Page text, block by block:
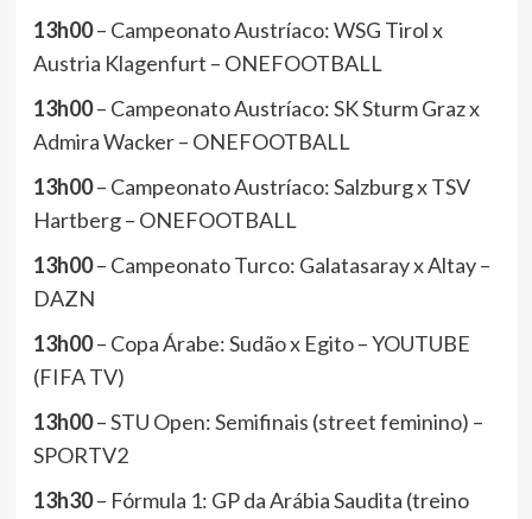
13h00– Campeonato Austríaco: WSG Tirol x
Austria Klagenfurt – ONEFOOTBALL
13h00– Campeonato Austríaco: SK Sturm Graz x
Admira Wacker – ONEFOOTBALL
13h00– Campeonato Austríaco: Salzburg x TSV
Hartberg – ONEFOOTBALL
13h00– Campeonato Turco: Galatasaray x Altay –
DAZN
13h00– Copa Árabe: Sudão x Egito – YOUTUBE
(FIFA TV)
13h00– STU Open: Semifinais (street feminino) –
SPORTV2
13h30– Fórmula 1: GP da Arábia Saudita (treino